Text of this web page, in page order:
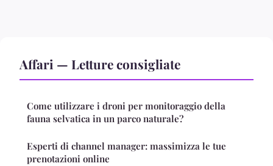
Affari — Letture consigliate
Come utilizzare i droni per monitoraggio della
fauna selvatica in un parco naturale?
Esperti di channel manager: massimizza le tue
prenotazioni online